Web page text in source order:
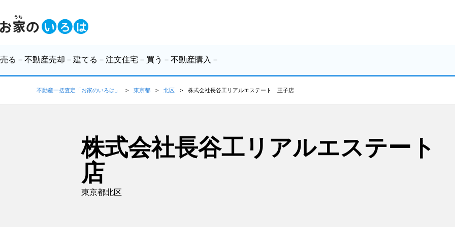
売る －不動産売却－ 建てる －注文住宅－ 買う －不動産購入－
不動産一括査定「お家のいろは」 東京都 北区 株式会社長谷工リアルエステート 王子店
株式会社長谷工リアルエステー
店
東京都北区